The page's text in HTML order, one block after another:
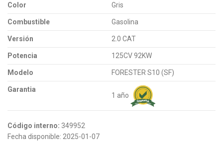
Color Gris
Combustible Gasolina
Versión 2.0 CAT
Potencia 125CV 92KW
Modelo FORESTER S10 (SF)
Garantia
1 año
Código interno: 349952
Fecha disponible: 2025-01-07